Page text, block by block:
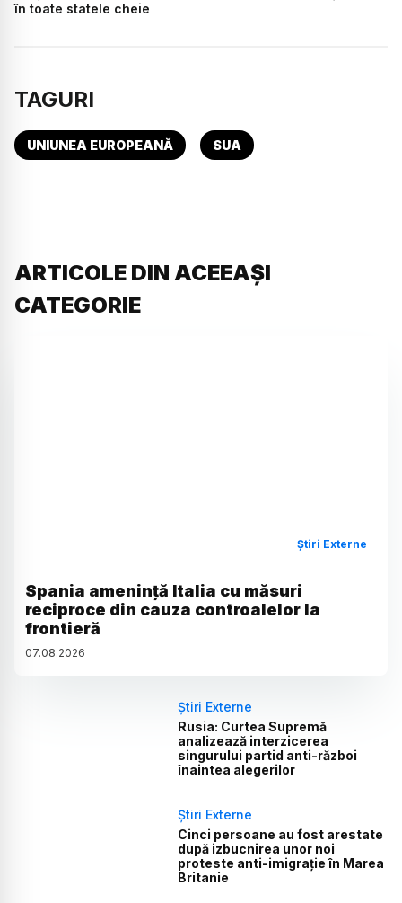
în toate statele cheie
TAGURI
UNIUNEA EUROPEANĂ SUA
ARTICOLE DIN ACEEAȘI
CATEGORIE
Știri Externe
Spania amenință Italia cu măsuri
reciproce din cauza controalelor la
frontieră
07.08.2026
Știri Externe
Rusia: Curtea Supremă
analizează interzicerea
singurului partid anti-război
înaintea alegerilor
Știri Externe
Cinci persoane au fost arestate
după izbucnirea unor noi
proteste anti-imigrație în Marea
Britanie